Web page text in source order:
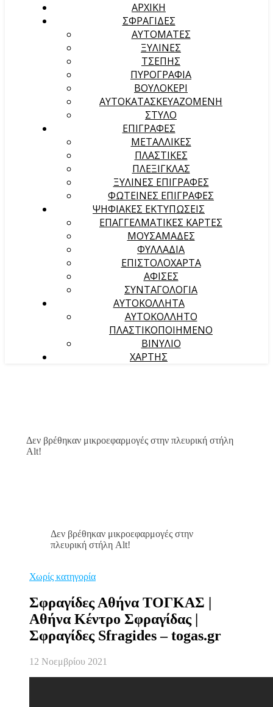
ΑΡΧΙΚΉ
ΣΦΡΑΓΙΔΕΣ
ΑΥΤΟΜΑΤΕΣ
ΞΥΛΙΝΕΣ
ΤΣΕΠΗΣ
ΠΥΡΟΓΡΑΦΙΑ
ΒΟΥΛΟΚΕΡΙ
ΑΥΤΟΚΑΤΑΣΚΕΥΑΖΟΜΕΝΗ
ΣΤΥΛΟ
ΕΠΙΓΡΑΦΕΣ
ΜΕΤΑΛΛΙΚΕΣ
ΠΛΑΣΤΙΚΕΣ
ΠΛΕΞΙΓΚΛΑΣ
ΞΥΛΙΝΕΣ ΕΠΙΓΡΑΦΕΣ
ΦΩΤΕΙΝΕΣ ΕΠΙΓΡΑΦΕΣ
ΨΗΦΙΑΚΕΣ ΕΚΤΥΠΩΣΕΙΣ
ΕΠΑΓΓΕΛΜΑΤΙΚΕΣ ΚΑΡΤΕΣ
ΜΟΥΣΑΜΑΔΕΣ
ΦΥΛΛΑΔΙΑ
ΕΠΙΣΤΟΛΟΧΑΡΤΑ
ΑΦΙΣΕΣ
ΣΥΝΤΑΓΟΛΟΓΙΑ
ΑΥΤΟΚΟΛΛΗΤΑ
ΑΥΤΟΚΟΛΛΗΤΟ
ΠΛΑΣΤΙΚΟΠΟΙΗΜΕΝΟ
ΒΙΝΥΛΙΟ
ΧΑΡΤΗΣ
Δεν βρέθηκαν μικροεφαρμογές στην πλευρική στήλη
Alt!
Δεν βρέθηκαν μικροεφαρμογές στην
πλευρική στήλη Alt!
Χωρίς κατηγορία
Σφραγίδες Αθήνα ΤΟΓΚΑΣ |
Αθήνα Κέντρο Σφραγίδας |
Σφραγίδες Sfragides – togas.gr
12 Νοεμβρίου 2021